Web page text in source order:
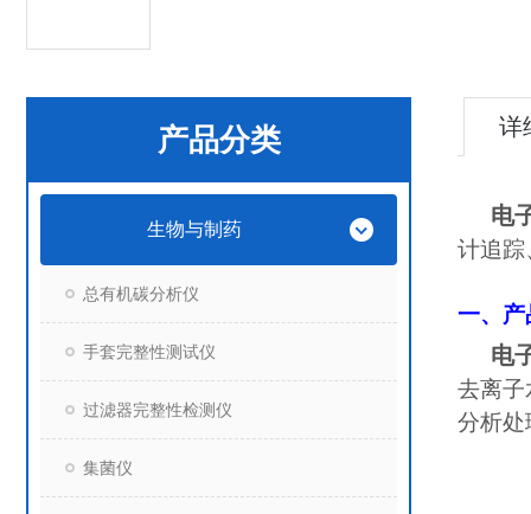
产品分类
生物与制药
总有机碳分析仪
手套完整性测试仪
过滤器完整性检测仪
集菌仪
详
电
计追踪
一、产
电
去离子
分析处